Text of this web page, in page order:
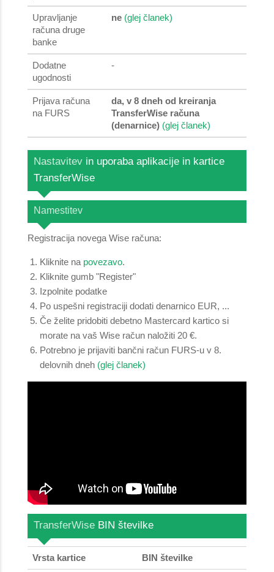
Upravljanje
računa druge
banke
ne (glej članek)
Dodatne
ugodnosti
-
Prijava računa
na FURS
da, v 8 dneh od kreiranja
TransferWise računa
(denarnice) (glej članek)
Nastavitev in uporaba aplikacije in kartice
TransferWise
Namestitev
Registracija novega Wise računa:
Kliknite na povezavo.
Kliknite gumb "Register"
Izpolnite podatke
Po uspešni registraciji dodati denarnico EUR, ...
Če želite pridobiti debetno Mastercard kartico si
morate na vaš Wise račun naložiti 20 €.
Potrebno je prijaviti bančni račun FURS-u v 8.
delovnih dneh (glej članek)
TransferWise BIN številke
Vrsta kartice BIN številke